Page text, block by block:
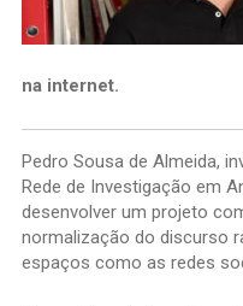
na internet.
Pedro Sousa de Almeida,
Rede de Investigação em
desenvolver um projeto
normalização do discurso
espaços como as redes